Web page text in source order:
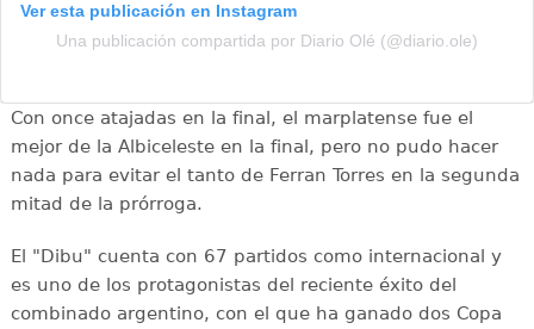
Ver esta publicación en Instagram
Una publicación compartida por Diario Olé (@diario.ole)
Con once atajadas en la final, el marplatense fue el
mejor de la Albiceleste en la final, pero no pudo hacer
nada para evitar el tanto de Ferran Torres en la segunda
mitad de la prórroga.
El "Dibu" cuenta con 67 partidos como internacional y
es uno de los protagonistas del reciente éxito del
combinado argentino, con el que ha ganado dos Copa